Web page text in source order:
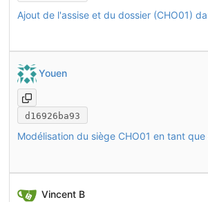
Youen
d16926ba93
Vincent B